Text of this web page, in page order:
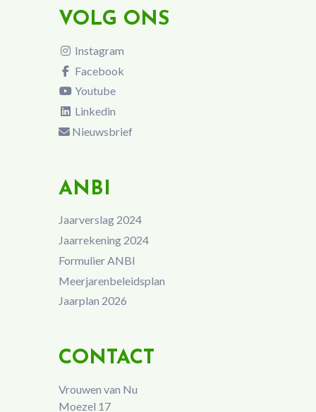
VOLG ONS
Instagram
Facebook
Youtube
Linkedin
Nieuwsbrief
ANBI
Jaarverslag 2024
Jaarrekening 2024
Formulier ANBI
Meerjarenbeleidsplan
Jaarplan 2026
CONTACT
Vrouwen van Nu
Moezel 17